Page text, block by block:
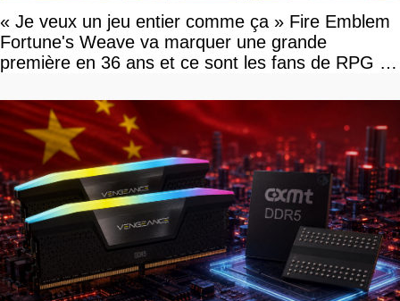
« Je veux un jeu entier comme ça » Fire Emblem
Fortune's Weave va marquer une grande
première en 36 ans et ce sont les fans de RPG en